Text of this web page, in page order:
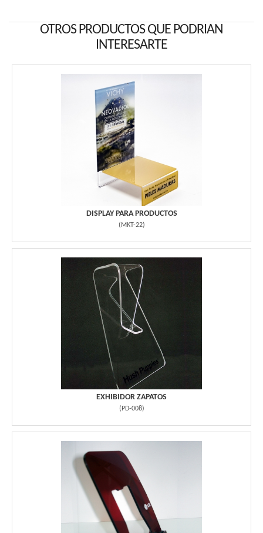
OTROS PRODUCTOS QUE PODRIAN
INTERESARTE
DISPLAY PARA PRODUCTOS
( MKT-22)
EXHIBIDOR ZAPATOS
( PD-008)